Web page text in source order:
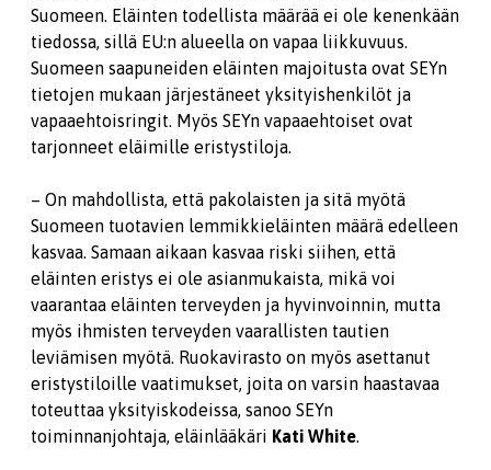
Suomeen. Eläinten todellista määrää ei ole kenenkään
tiedossa, sillä EU:n alueella on vapaa liikkuvuus.
Suomeen saapuneiden eläinten majoitusta ovat SEYn
tietojen mukaan järjestäneet yksityishenkilöt ja
vapaaehtoisringit. Myös SEYn vapaaehtoiset ovat
tarjonneet eläimille eristystiloja.
– On mahdollista, että pakolaisten ja sitä myötä
Suomeen tuotavien lemmikkieläinten määrä edelleen
kasvaa. Samaan aikaan kasvaa riski siihen, että
eläinten eristys ei ole asianmukaista, mikä voi
vaarantaa eläinten terveyden ja hyvinvoinnin, mutta
myös ihmisten terveyden vaarallisten tautien
leviämisen myötä. Ruokavirasto on myös asettanut
eristystiloille vaatimukset, joita on varsin haastavaa
toteuttaa yksityiskodeissa, sanoo SEYn
toiminnanjohtaja, eläinlääkäri Kati White.